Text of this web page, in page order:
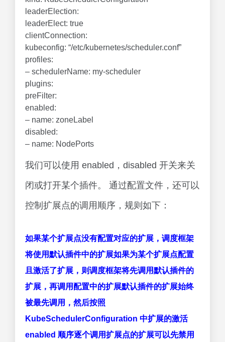
leaderElection:
leaderElect: true
clientConnection:
kubeconfig: “/etc/kubernetes/scheduler.conf”
profiles:
– schedulerName: my-scheduler
plugins:
preFilter:
enabled:
– name: zoneLabel
disabled:
– name: NodePorts
我们可以使用 enabled，disabled 开关来关
闭或打开某个插件。 通过配置文件，还可以
控制扩展点的调用顺序，规则如下：
如果某个扩展点没有配置对应的扩展，调度框架
将使用默认插件中的扩展如果为某个扩展点配置
且激活了扩展，则调度框架将先调用默认插件的
扩展，再调用配置中的扩展默认插件的扩展始终
被最先调用，然后按照
KubeSchedulerConfiguration 中扩展的激活
enabled 顺序逐个调用扩展点的扩展可以先禁用